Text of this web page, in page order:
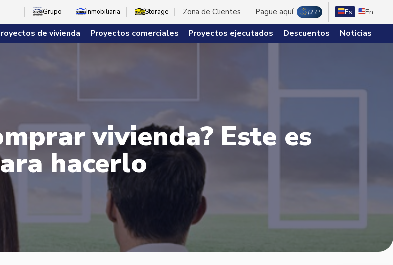
Grupo Inmobiliaria Storage Zona de Clientes Pague aquí Es En
de vivienda Proyectos comerciales Proyectos ejecutados Descuentos Noticias
vivienda? Este es
hacerlo